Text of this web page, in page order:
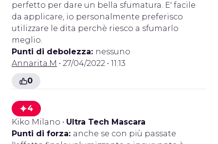
perfetto per dare un bella sfumatura. E' facile
da applicare, io personalmente preferisco
utilizzare le dita perchè riesco a sfumarlo
meglio.
Punti di debolezza: nessuno
Annarita.M • 27/04/2022 • 11:13
0
4
Kiko Milano • Ultra Tech Mascara
Punti di forza: anche se con più passate